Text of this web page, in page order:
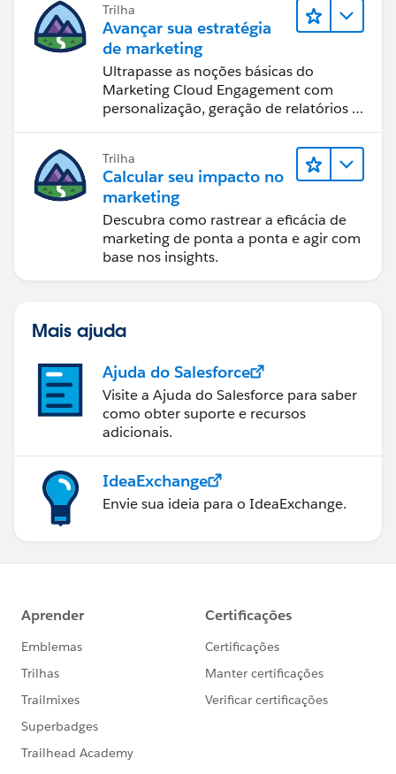
Trilha
Avançar sua estratégia
de marketing
Ultrapasse as noções básicas do
Marketing Cloud Engagement com
personalização, geração de relatórios e
Trilha
Calcular seu impacto no
marketing
Descubra como rastrear a eficácia de
marketing de ponta a ponta e agir com
base nos insights.
Mais ajuda
Ajuda do Salesforce
Visite a Ajuda do Salesforce para saber
como obter suporte e recursos
adicionais.
IdeaExchange
Envie sua ideia para o IdeaExchange.